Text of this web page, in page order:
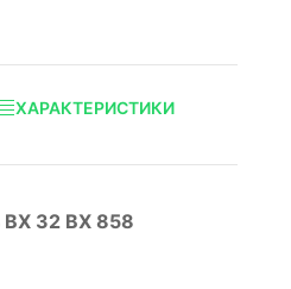
ХАРАКТЕРИСТИКИ
32 BX 858